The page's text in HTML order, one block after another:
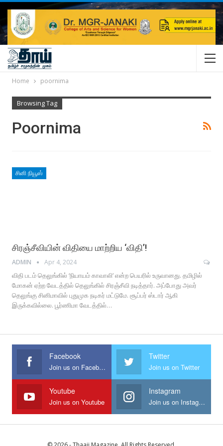
Home poornima
Browsing Tag
Poornima
சினி நியூஸ்
சிரஞ்சீவியின் விதியை மாற்றிய ‘விதி’!
ADMIN Apr 4, 2024
விதி படம் தெலுங்கில் ‘நியாயம் காவாலி’ என்ற பெயரில் உருவானது. தமிழில்
மோகன் ஏற்ற வேடத்தில் தெலுங்கில் சிரஞ்சீவி நடித்தார். அப்போது அவர்
தெலுங்கு சினிமாவில் புதுமுக நடிகர் மட்டுமே. சூப்பர் ஸ்டார் ஆகி
இருக்கவில்லை. பூர்ணிமா வேடத்தில்…
Facebook
Join us on Facebook
Twitter
Join us on Twitter
Youtube
Join us on Youtube
Instagram
Join us on Instagram